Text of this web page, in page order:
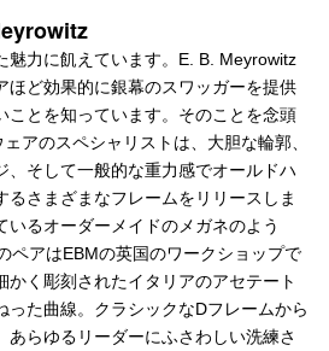
魅力に飢えています。E. B. Meyrowitz
ほど効果的に銀幕のスワッガーを提供
ことを知っています。そのことを念頭
アのスペシャリストは、大胆な輪郭、
、そして一般的な重力感でオールドハ
るさまざまなフレームをリリースしま
いるオーダーメイドのメガネのよう
ペアはEBMの英国のワークショップで
かく彫刻されたイタリアのアセテート
った曲線。クラシックなDフレームから
あらゆるリーダーにふさわしい洗練さ